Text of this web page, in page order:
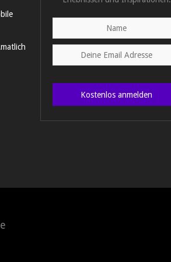
Kostenlos anmelden